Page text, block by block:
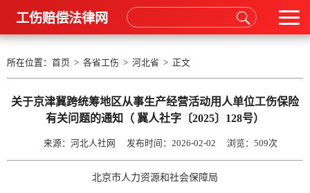
工伤赔偿法律网
所在位置： 首页 > 各省工伤 > 河北省 > 正文
关于京津冀跨统筹地区从事生产经营活动用人单位工伤保险
有关问题的通知（ 冀人社字〔2025〕128号）
来源：河北人社网 发布时间：2026-02-02 浏览： 509次
北京市人力资源和社会保障局